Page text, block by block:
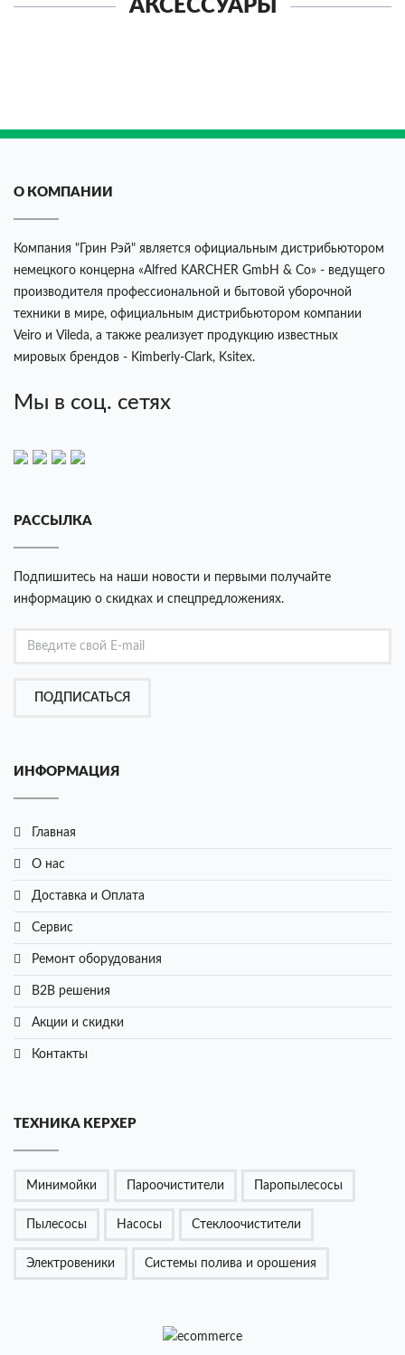
АКСЕССУАРЫ
О КОМПАНИИ
Компания "Грин Рэй" является официальным дистрибьютором
немецкого концерна «Alfred KARCHER GmbH & Co» - ведущего
производителя профессиональной и бытовой уборочной
техники в мире, официальным дистрибьютором компании
Veiro и Vileda, а также реализует продукцию известных
мировых брендов - Kimberly-Clark, Ksitex.
Мы в соц. сетях
РАССЫЛКА
Подпишитесь на наши новости и первыми получайте
информацию о скидках и спецпредложениях.
ПОДПИСАТЬСЯ
ИНФОРМАЦИЯ
Главная
О нас
Доставка и Оплата
Сервис
Ремонт оборудования
B2B решения
Акции и cкидки
Контакты
ТЕХНИКА КЕРХЕР
Минимойки Пароочистители Паропылесосы
Пылесосы Насосы Стеклоочистители
Электровеники Системы полива и орошения